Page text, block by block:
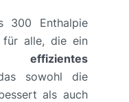
300 Enthalpie
für alle, die ein
effizientes
sowohl die
als auch